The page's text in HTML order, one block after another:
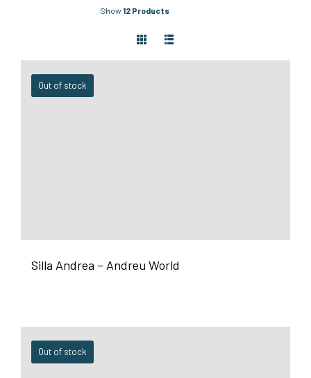
Show12 Products
Out of stock
Silla Andrea – Andreu World
Out of stock